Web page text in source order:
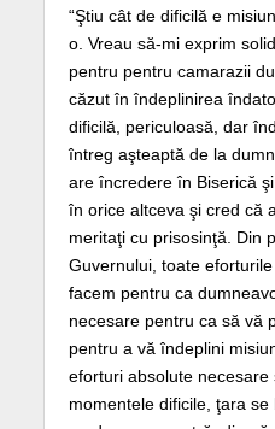
“Ştiu cât de dificilă e
o. Vreau să-mi exprim
pentru pentru camarazii
căzut în îndeplinirea
dificilă, periculoasă, dar
întreg aşteaptă de la
are încredere în Biserică
în orice altceva şi cred că
meritaţi cu prisosinţă. Din
Guvernului, toate
facem pentru ca
necesare pentru ca să vă
pentru a vă îndeplini
eforturi absolute necesare
momentele dificile, ţara